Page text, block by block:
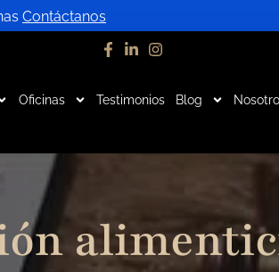
Contáctanos
Oficinas Testimonios Blog